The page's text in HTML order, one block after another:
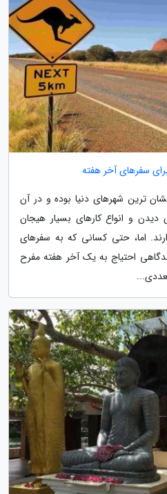
سفرهای آخر هفته
ترین شهرهای دنیا بوده و در آن
دیدن و انواع کارهای بسیار هیجان
اما، حتی کسانی که به سفرهای
احتیاج به یک آخر هفته مفرح